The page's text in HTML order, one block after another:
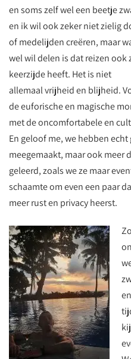
en soms zelf wel een beetje
en ik wil ook zeker niet zielig
of medelijden creëren, maar
wel wil delen is dat reizen ook
keerzijde heeft. Het is niet
allemaal vrijheid en blijheid.
de euforische en magische
met de oncomfortabele en
En geloof me, we hebben
meegemaakt, maar ook meer
geleerd, zoals we ze maar
schaamte om even een paar
meer rust en privacy heerst.